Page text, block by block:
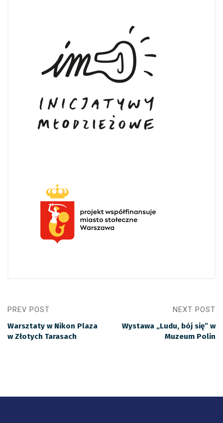
PREV POST
Warsztaty w Nikon Plaza
w Złotych Tarasach
NEXT POST
Wystawa „Ludu, bój się” w
Muzeum Polin